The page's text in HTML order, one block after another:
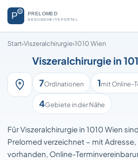
Start›Viszeralchirurgie›1010 Wien
Viszeralchirurgie in
7Ordinationen 1mit Online-
4Gebiete in der Nähe
Für Viszeralchirurgie in 1010 Wien
Prelomed verzeichnet – mit
vorhanden, Online-